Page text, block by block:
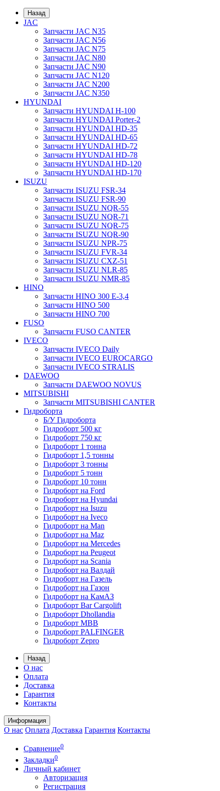
Назад
JAC
Запчасти JAC N35
Запчасти JAC N56
Запчасти JAC N75
Запчасти JAC N80
Запчасти JAC N90
Запчасти JAC N120
Запчасти JAC N200
Запчасти JAC N350
HYUNDAI
Запчасти HYUNDAI H-100
Запчасти HYUNDAI Porter-2
Запчасти HYUNDAI HD-35
Запчасти HYUNDAI HD-65
Запчасти HYUNDAI HD-72
Запчасти HYUNDAI HD-78
Запчасти HYUNDAI HD-120
Запчасти HYUNDAI HD-170
ISUZU
Запчасти ISUZU FSR-34
Запчасти ISUZU FSR-90
Запчасти ISUZU NQR-55
Запчасти ISUZU NQR-71
Запчасти ISUZU NQR-75
Запчасти ISUZU NQR-90
Запчасти ISUZU NPR-75
Запчасти ISUZU FVR-34
Запчасти ISUZU CXZ-51
Запчасти ISUZU NLR-85
Запчасти ISUZU NMR-85
HINO
Запчасти HINO 300 E-3,4
Запчасти HINO 500
Запчасти HINO 700
FUSO
Запчасти FUSO CANTER
IVECO
Запчасти IVECO Daily
Запчасти IVECO EUROCARGO
Запчасти IVECO STRALIS
DAEWOO
Запчасти DAEWOO NOVUS
MITSUBISHI
Запчасти MITSUBISHI CANTER
Гидроборта
Б/У Гидроборта
Гидроборт 500 кг
Гидроборт 750 кг
Гидроборт 1 тонна
Гидроборт 1,5 тонны
Гидроборт 3 тонны
Гидроборт 5 тонн
Гидроборт 10 тонн
Гидроборт на Ford
Гидроборт на Hyundai
Гидроборт на Isuzu
Гидроборт на Iveco
Гидроборт на Man
Гидроборт на Maz
Гидроборт на Mercedes
Гидроборт на Peugeot
Гидроборт на Scania
Гидроборт на Валдай
Гидроборт на Газель
Гидроборт на Газон
Гидроборт на КамАЗ
Гидроборт Bar Cargolift
Гидроборт Dhollandia
Гидроборт MBB
Гидроборт PALFINGER
Гидроборт Zepro
Назад
О нас
Оплата
Доставка
Гарантия
Контакты
Информация
О нас Оплата Доставка Гарантия Контакты
Сравнение0
Закладки0
Личный кабинет
Авторизация
Регистрация